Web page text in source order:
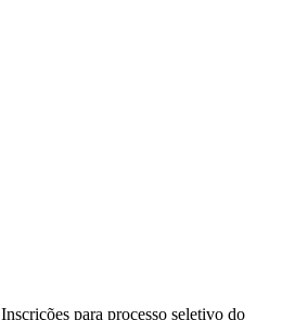
Inscrições para processo seletivo do